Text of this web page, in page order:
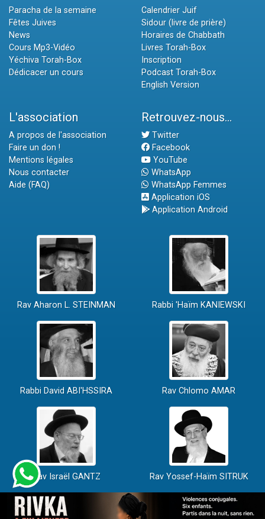
Paracha de la semaine
Fêtes Juives
News
Cours Mp3-Vidéo
Yéchiva Torah-Box
Dédicacer un cours
Calendrier Juif
Sidour (livre de prière)
Horaires de Chabbath
Livres Torah-Box
Inscription
Podcast Torah-Box
English Version
L'association
A propos de l'association
Faire un don !
Mentions légales
Nous contacter
Aide (FAQ)
Retrouvez-nous...
Twitter
Facebook
YouTube
WhatsApp
WhatsApp Femmes
Application iOS
Application Android
Rav Aharon L. STEINMAN Rabbi 'Haïm KANIEWSKI
Rabbi David ABI'HSSIRA Rav Chlomo AMAR
Rav Israël GANTZ Rav Yossef-Haïm SITRUK